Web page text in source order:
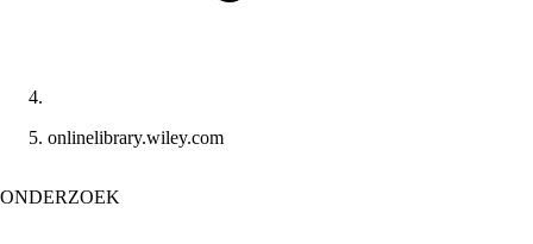
onlinelibrary.wiley.com
ONDERZOEK